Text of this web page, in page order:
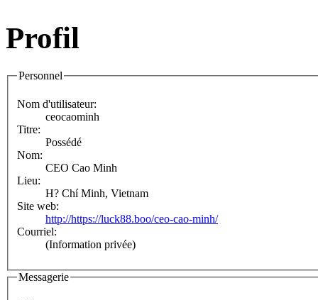
Profil
Personnel
Nom d'utilisateur:
ceocaominh
Titre:
Possédé
Nom:
CEO Cao Minh
Lieu:
H? Chí Minh, Vietnam
Site web:
http://https://luck88.boo/ceo-cao-minh/
Courriel:
(Information privée)
Messagerie